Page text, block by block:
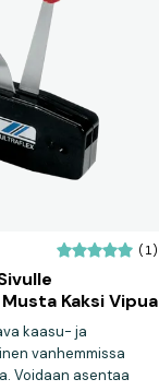
(1)
Kaksi Vipua
kaasu- ja
vanhemmissa
Voidaan asentaa